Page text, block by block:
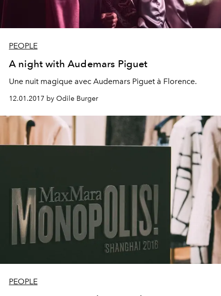
PEOPLE
A night with Audemars Piguet
Une nuit magique avec Audemars Piguet à Florence.
12.01.2017 by Odile Burger
PEOPLE